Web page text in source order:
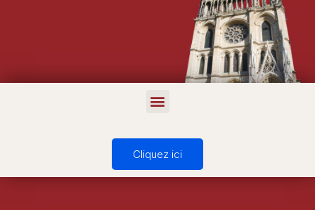
Cliquez ici